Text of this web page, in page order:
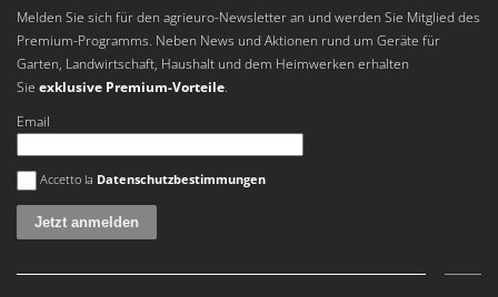
Vogelscheuchen - Vogelabwehr
W
Wasserpumpen
Wein- und Ölschichtenfilter
Weitere Produkte
Wiesenwalzen für Traktor
Wippsägen
KitchenAid
Komo
L
Lampacrescia - MGM
LAR Casalinghi
Melden Sie sich für den agrieuro-Newsletter an und werden Sie Mitglied des
Premium-Programms. Neben News und Aktionen rund um Geräte für
Garten, Landwirtschaft, Haushalt und dem Heimwerken erhalten
Sie exklusive Premium-Vorteile.
Email
Es ist ein Fehler aufgetreten
Accetto la Datenschutzbestimmungen